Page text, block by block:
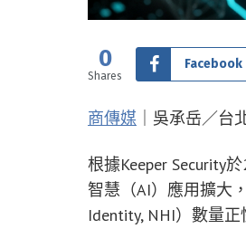
0
Shares
Facebook
商傳媒 ｜吳承岳／台
根據Keeper Security
智慧（AI）應用擴大
Identity, NHI）數量